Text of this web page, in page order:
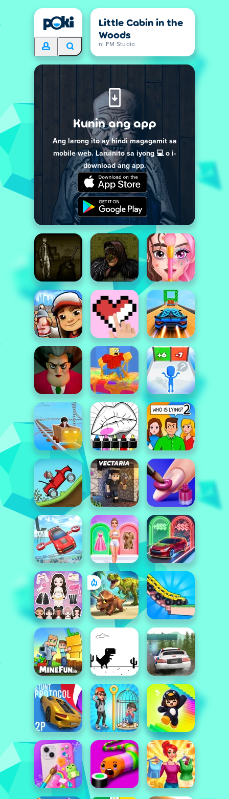
Little Cabin in the
Woods
ni FM Studio
Kunin ang app
Ang larong ito ay hindi magagamit sa
mobile web. Laruinito sa iyong 💻 o i-
download ang app.